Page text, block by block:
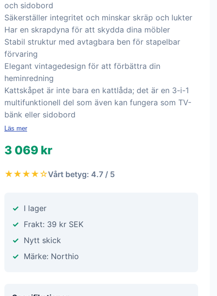
och sidobord
Säkerställer integritet och minskar skräp och lukter
Har en skrapdyna för att skydda dina möbler
Stabil struktur med avtagbara ben för stapelbar
förvaring
Elegant vintagedesign för att förbättra din
heminredning
Kattskåpet är inte bara en kattlåda; det är en 3-i-1
multifunktionell del som även kan fungera som TV-
bänk eller sidobord
Läs mer
3 069 kr
★★★★☆Vårt betyg: 4.7 / 5
I lager
Frakt: 39 kr SEK
Nytt skick
Märke: Northio